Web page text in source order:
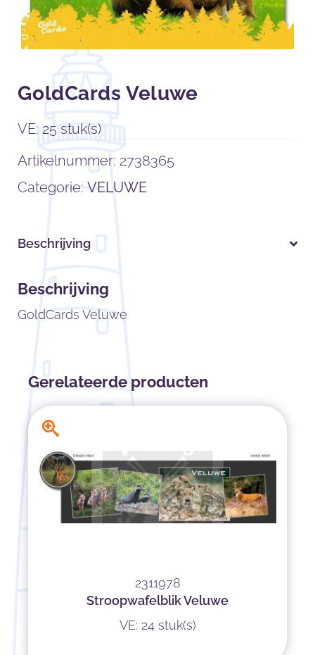
GoldCards Veluwe
VE: 25 stuk(s)
Artikelnummer: 2738365
Categorie:VELUWE
Beschrijving
Beschrijving
GoldCards Veluwe
Gerelateerde producten
2311978
Stroopwafelblik Veluwe
VE: 24 stuk(s)